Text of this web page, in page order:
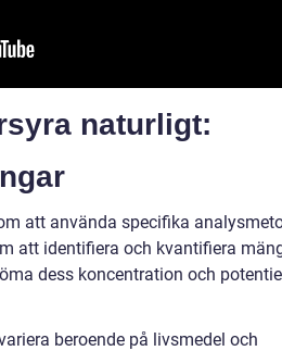
naturligt:
att använda specifika
att identifiera och kvantifiera
dess koncentration och
beroende på livsmedel och